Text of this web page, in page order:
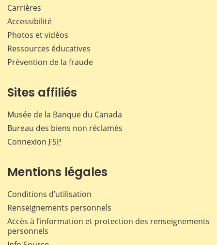
Carrières
Accessibilité
Photos et vidéos
Ressources éducatives
Prévention de la fraude
Sites affiliés
Musée de la Banque du Canada
Bureau des biens non réclamés
Connexion FSP
Mentions légales
Conditions d’utilisation
Renseignements personnels
Accès à l’information et protection des renseignements
personnels